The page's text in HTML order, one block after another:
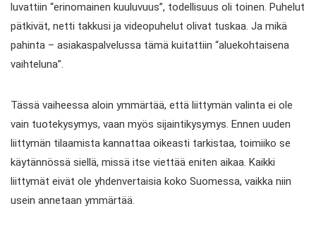
luvattiin “erinomainen kuuluvuus”, todellisuus oli toinen. Puhelut
pätkivät, netti takkusi ja videopuhelut olivat tuskaa. Ja mikä
pahinta – asiakaspalvelussa tämä kuitattiin “aluekohtaisena
vaihteluna”.
Tässä vaiheessa aloin ymmärtää, että liittymän valinta ei ole
vain tuotekysymys, vaan myös sijaintikysymys. Ennen uuden
liittymän tilaamista kannattaa oikeasti tarkistaa, toimiiko se
käytännössä siellä, missä itse viettää eniten aikaa. Kaikki
liittymät eivät ole yhdenvertaisia koko Suomessa, vaikka niin
usein annetaan ymmärtää.